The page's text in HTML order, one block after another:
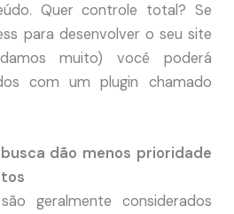
Quer controle total? Se
para desenvolver o seu site
muito) você poderá
com um plugin chamado
dão menos prioridade
geralmente considerados